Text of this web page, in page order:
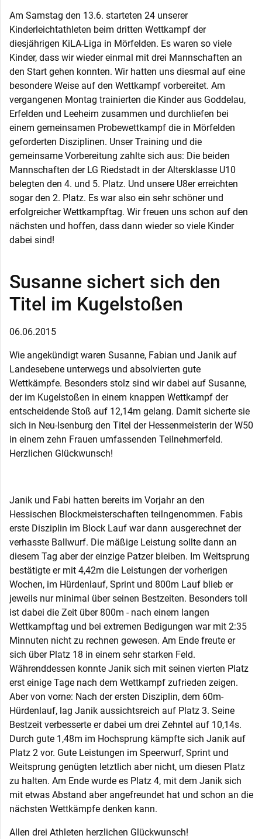
Am Samstag den 13.6. starteten 24 unserer
Kinderleichtathleten beim dritten Wettkampf der
diesjährigen KiLA-Liga in Mörfelden. Es waren so viele
Kinder, dass wir wieder einmal mit drei Mannschaften an
den Start gehen konnten. Wir hatten uns diesmal auf eine
besondere Weise auf den Wettkampf vorbereitet. Am
vergangenen Montag trainierten die Kinder aus Goddelau,
Erfelden und Leeheim zusammen und durchliefen bei
einem gemeinsamen Probewettkampf die in Mörfelden
geforderten Disziplinen. Unser Training und die
gemeinsame Vorbereitung zahlte sich aus: Die beiden
Mannschaften der LG Riedstadt in der Altersklasse U10
belegten den 4. und 5. Platz. Und unsere U8er erreichten
sogar den 2. Platz. Es war also ein sehr schöner und
erfolgreicher Wettkampftag. Wir freuen uns schon auf den
nächsten und hoffen, dass dann wieder so viele Kinder
dabei sind!
Susanne sichert sich den
Titel im Kugelstoßen
06.06.2015
Wie angekündigt waren Susanne, Fabian und Janik auf
Landesebene unterwegs und absolvierten gute
Wettkämpfe. Besonders stolz sind wir dabei auf Susanne,
der im Kugelstoßen in einem knappen Wettkampf der
entscheidende Stoß auf 12,14m gelang. Damit sicherte sie
sich in Neu-Isenburg den Titel der Hessenmeisterin der W50
in einem zehn Frauen umfassenden Teilnehmerfeld.
Herzlichen Glückwunsch!
Janik und Fabi hatten bereits im Vorjahr an den
Hessischen Blockmeisterschaften teilngenommen. Fabis
erste Disziplin im Block Lauf war dann ausgerechnet der
verhasste Ballwurf. Die mäßige Leistung sollte dann an
diesem Tag aber der einzige Patzer bleiben. Im Weitsprung
bestätigte er mit 4,42m die Leistungen der vorherigen
Wochen, im Hürdenlauf, Sprint und 800m Lauf blieb er
jeweils nur minimal über seinen Bestzeiten. Besonders toll
ist dabei die Zeit über 800m - nach einem langen
Wettkampftag und bei extremen Bedigungen war mit 2:35
Minnuten nicht zu rechnen gewesen. Am Ende freute er
sich über Platz 18 in einem sehr starken Feld.
Währenddessen konnte Janik sich mit seinen vierten Platz
erst einige Tage nach dem Wettkampf zufrieden zeigen.
Aber von vorne: Nach der ersten Disziplin, dem 60m-
Hürdenlauf, lag Janik aussichtsreich auf Platz 3. Seine
Bestzeit verbesserte er dabei um drei Zehntel auf 10,14s.
Durch gute 1,48m im Hochsprung kämpfte sich Janik auf
Platz 2 vor. Gute Leistungen im Speerwurf, Sprint und
Weitsprung genügten letztlich aber nicht, um diesen Platz
zu halten. Am Ende wurde es Platz 4, mit dem Janik sich
mit etwas Abstand aber angefreundet hat und schon an die
nächsten Wettkämpfe denken kann.
Allen drei Athleten herzlichen Glückwunsch!